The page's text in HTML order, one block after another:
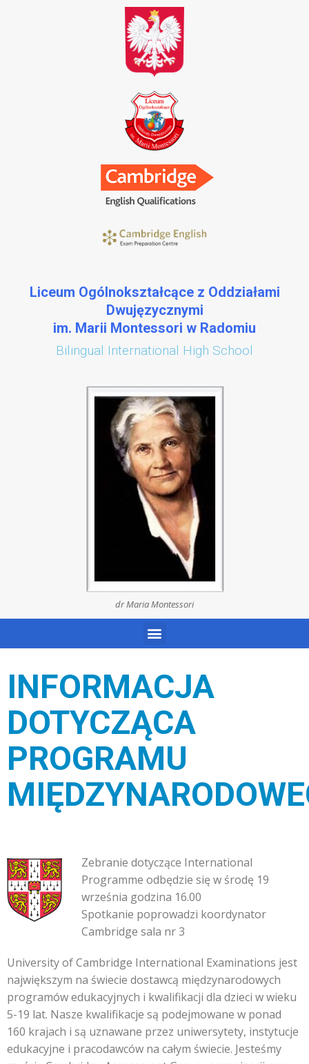
Liceum Ogólnokształcące z Oddziałami
Dwujęzycznymi
im. Marii Montessori w Radomiu
Bilingual International High School
dr Maria Montessori
INFORMACJA
DOTYCZĄCA
PROGRAMU
Zebranie dotyczące International
Programme odbędzie się w środę 19
września godzina 16.00
Spotkanie poprowadzi koordynator
Cambridge sala nr 3
University of Cambridge International Examinations jest
największym na świecie dostawcą międzynarodowych
programów edukacyjnych i kwalifikacji dla dzieci w wieku
5-19 lat. Nasze kwalifikacje są podejmowane w ponad
160 krajach i są uznawane przez uniwersytety, instytucje
edukacyjne i pracodawców na całym świecie. Jesteśmy